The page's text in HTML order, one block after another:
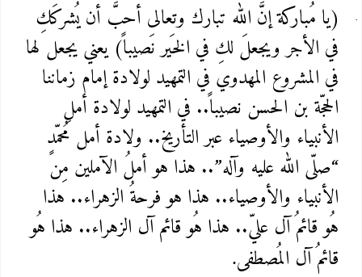
(يا مُباركة إنَّ الله تبارك وتعالى أحبَّ أن يُشركَكِ
في الأجر ويجعلَ لكِ في الخَير نَصيباً) يعني يجعل لها
في المشروع المهدوي في التمهيد لولادة إمام زماننا
الحجّة بن الحسن نصيباً.. في التمهيد لولادة أملِ
الأنبياء والأوصياء عبر التأريخ.. ولادة أمل مُحمّدٍ
“صلّى الله عليه وآله”.. هذا هو أملُ الآملين مِن
الأنبياء والأوصياء.. هذا هو فرحةُ الزهراء.. هذا
هُو قائمُ آل عليّ.. هذا هُو قائم آل الزهراء.. هذا هُو
قائمُ آل المُصطفى.